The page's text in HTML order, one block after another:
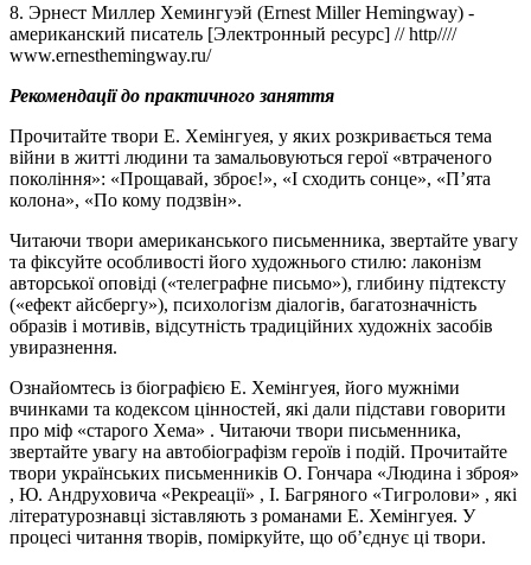
8. Эрнест Миллер Хемингуэй (Ernest Miller Hemingway) -
американский писатель [Электронный ресурс] // http////
www.ernesthemingway.ru/
Рекомендації до практичного заняття
Прочитайте твори Е. Хемінгуея, у яких розкривається тема
війни в житті людини та замальовуються герої «втраченого
покоління»: «Прощавай, зброє!», «І сходить сонце», «П’ята
колона», «По кому подзвін».
Читаючи твори американського письменника, звертайте увагу
та фіксуйте особливості його художнього стилю: лаконізм
авторської оповіді («телеграфне письмо»), глибину підтексту
(«ефект айсбергу»), психологізм діалогів, багатозначність
образів і мотивів, відсутність традиційних художніх засобів
увиразнення.
Ознайомтесь із біографією Е. Хемінгуея, його мужніми
вчинками та кодексом цінностей, які дали підстави говорити
про міф «старого Хема» . Читаючи твори письменника,
звертайте увагу на автобіографізм героїв і подій. Прочитайте
твори українських письменників О. Гончара «Людина і зброя»
, Ю. Андруховича «Рекреації» , І. Багряного «Тигролови» , які
літературознавці зіставляють з романами Е. Хемінгуея. У
процесі читання творів, поміркуйте, що об’єднує ці твори.